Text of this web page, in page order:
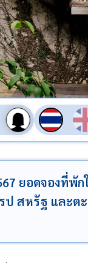
สลับเสียงอ่าน
ยอดจองที่
ป สหรัฐ และต